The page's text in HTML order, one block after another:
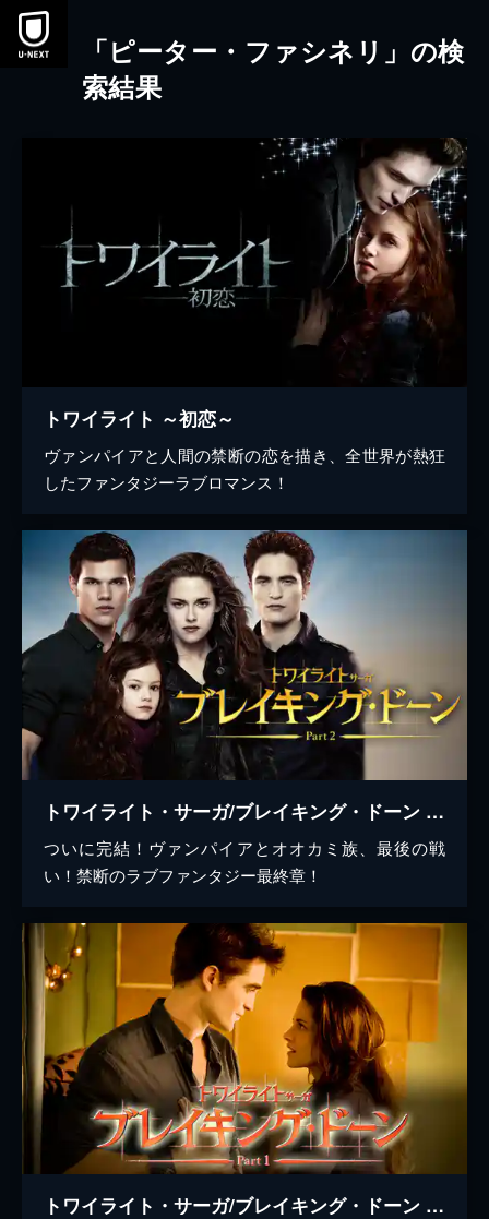
本文へスキップ
「ピーター・ファシネリ」の検
索結果
トワイライト ～初恋～
ヴァンパイアと人間の禁断の恋を描き、全世界が熱狂
したファンタジーラブロマンス！
トワイライト・サーガ/ブレイキング・ドーン Part2
ついに完結！ヴァンパイアとオオカミ族、最後の戦
い！禁断のラブファンタジー最終章！
トワイライト・サーガ/ブレイキング・ドーン Part1